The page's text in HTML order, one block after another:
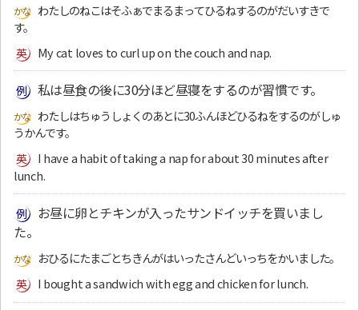
わたしのねこはそふぁでまるまってひるねするのがだいすきで
す。
My cat loves to curl up on the couch and nap.
私は昼食の後に30分ほど昼寝をするのが習慣です。
わたしはちゅうしょくのあとに30ふんほどひるねをするのがしゅ
うかんです。
I have a habit of taking a nap for about 30 minutes after
lunch.
お昼に卵とチキンが入ったサンドイッチを買いまし
た。
おひるにたまごとちきんがはいったさんどいっちをかいました。
I bought a sandwich with egg and chicken for lunch.